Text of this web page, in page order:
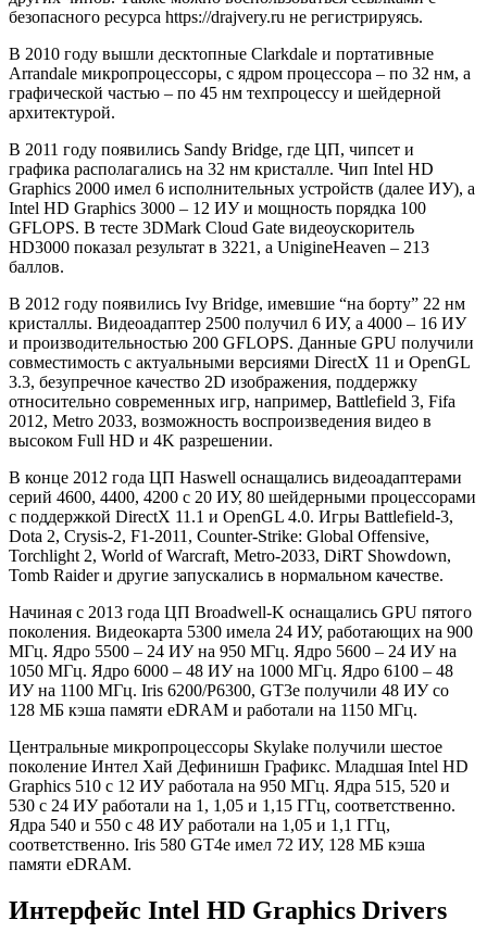
безопасного ресурса https://drajvery.ru не регистрируясь.
В 2010 году вышли десктопные Clarkdale и портативные
Arrandale микропроцессоры, с ядром процессора – по 32 нм, а
графической частью – по 45 нм техпроцессу и шейдерной
архитектурой.
В 2011 году появились Sandy Bridge, где ЦП, чипсет и
графика располагались на 32 нм кристалле. Чип Intel HD
Graphics 2000 имел 6 исполнительных устройств (далее ИУ), а
Intel HD Graphics 3000 – 12 ИУ и мощность порядка 100
GFLOPS. В тесте 3DMark Cloud Gate видеоускоритель
HD3000 показал результат в 3221, а UnigineHeaven – 213
баллов.
В 2012 году появились Ivy Bridge, имевшие “на борту” 22 нм
кристаллы. Видеоадаптер 2500 получил 6 ИУ, а 4000 – 16 ИУ
и производительностью 200 GFLOPS. Данные GPU получили
совместимость с актуальными версиями DirectX 11 и OpenGL
3.3, безупречное качество 2D изображения, поддержку
относительно современных игр, например, Battlefield 3, Fifa
2012, Metro 2033, возможность воспроизведения видео в
высоком Full HD и 4K разрешении.
В конце 2012 года ЦП Haswell оснащались видеоадаптерами
серий 4600, 4400, 4200 с 20 ИУ, 80 шейдерными процессорами
с поддержкой DirectX 11.1 и OpenGL 4.0. Игры Battlefield-3,
Dota 2, Crysis-2, F1-2011, Counter-Strike: Global Offensive,
Torchlight 2, World of Warcraft, Metro-2033, DiRT Showdown,
Tomb Raider и другие запускались в нормальном качестве.
Начиная с 2013 года ЦП Broadwell-K оснащались GPU пятого
поколения. Видеокарта 5300 имела 24 ИУ, работающих на 900
МГц. Ядро 5500 – 24 ИУ на 950 МГц. Ядро 5600 – 24 ИУ на
1050 МГц. Ядро 6000 – 48 ИУ на 1000 МГц. Ядро 6100 – 48
ИУ на 1100 МГц. Iris 6200/P6300, GT3e получили 48 ИУ со
128 МБ кэша памяти eDRAM и работали на 1150 МГц.
Центральные микропроцессоры Skylake получили шестое
поколение Интел Хай Дефинишн Графикс. Младшая Intel HD
Graphics 510 с 12 ИУ работала на 950 МГц. Ядра 515, 520 и
530 с 24 ИУ работали на 1, 1,05 и 1,15 ГГц, соответственно.
Ядра 540 и 550 с 48 ИУ работали на 1,05 и 1,1 ГГц,
соответственно. Iris 580 GT4e имел 72 ИУ, 128 МБ кэша
памяти eDRAM.
Интерфейс Intel HD Graphics Drivers